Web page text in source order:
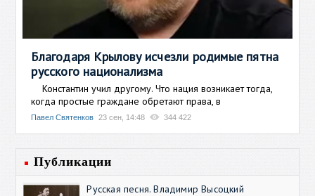
Благодаря Крылову исчезли родимые пятна
русского национализма
Константин учил другому. Что нация возникает тогда,
когда простые граждане обретают права, в
Павел Святенков 23 сен, 14:48 344 422
Публикации
Русская песня. Владимир Высоцкий